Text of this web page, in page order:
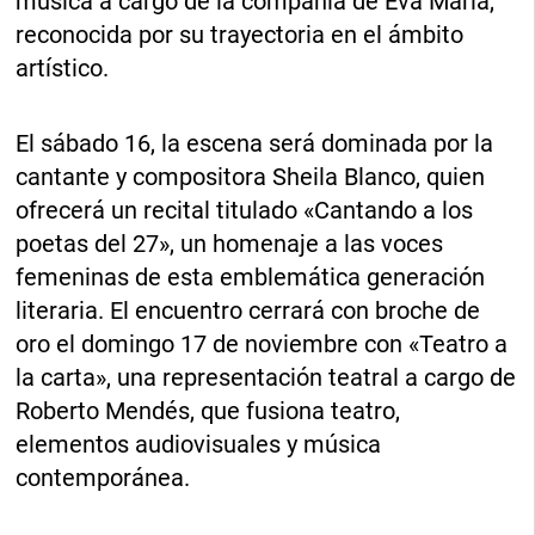
reconocida por su trayectoria en el ámbito
artístico.
El sábado 16, la escena será dominada por la
cantante y compositora Sheila Blanco, quien
ofrecerá un recital titulado «Cantando a los
poetas del 27», un homenaje a las voces
femeninas de esta emblemática generación
literaria. El encuentro cerrará con broche de
oro el domingo 17 de noviembre con «Teatro a
la carta», una representación teatral a cargo de
Roberto Mendés, que fusiona teatro,
elementos audiovisuales y música
contemporánea.